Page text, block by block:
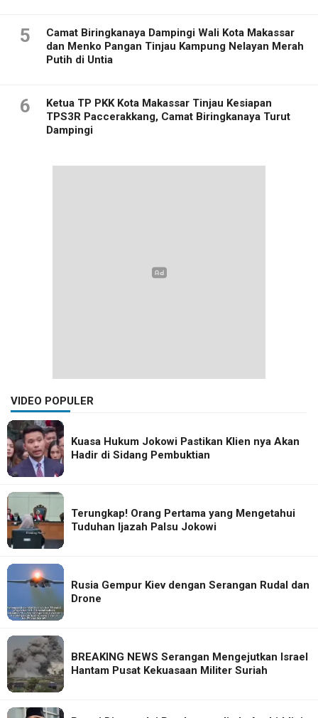
5
Camat Biringkanaya Dampingi Wali Kota Makassar
dan Menko Pangan Tinjau Kampung Nelayan Merah
Putih di Untia
6
Ketua TP PKK Kota Makassar Tinjau Kesiapan
TPS3R Paccerakkang, Camat Biringkanaya Turut
Dampingi
VIDEO POPULER
Kuasa Hukum Jokowi Pastikan Klien nya Akan
Hadir di Sidang Pembuktian
Terungkap! Orang Pertama yang Mengetahui
Tuduhan Ijazah Palsu Jokowi
Rusia Gempur Kiev dengan Serangan Rudal dan
Drone
BREAKING NEWS Serangan Mengejutkan Israel
Hantam Pusat Kekuasaan Militer Suriah